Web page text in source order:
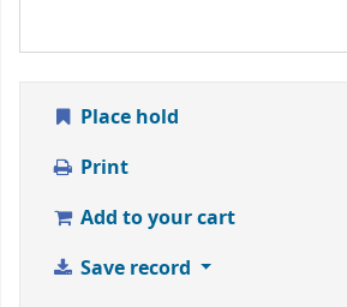
Place hold
Print
Add to your cart
Save record